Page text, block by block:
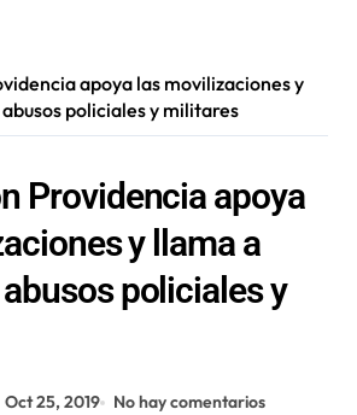
apoya las movilizaciones y
policiales y militares
Providencia apoya
y llama a
policiales y
Oct 25, 2019 No hay comentarios